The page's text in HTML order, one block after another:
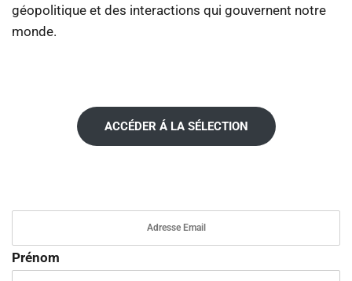
géopolitique et des interactions qui gouvernent notre
monde.
ACCÉDER Á LA SÉLECTION
Prénom